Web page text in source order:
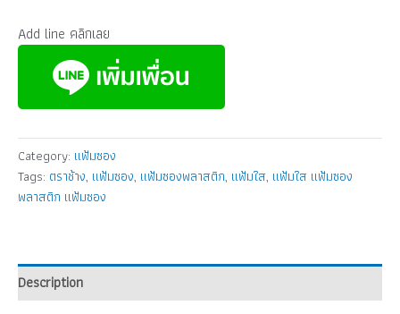
Add line คลิกเลย
Category: แฟ้มซอง
Tags: ตราช้าง, แฟ้มซอง, แฟ้มซองพลาสติก, แฟ้มใส, แฟ้มใส แฟ้มซอง
พลาสติก แฟ้มซอง
Description